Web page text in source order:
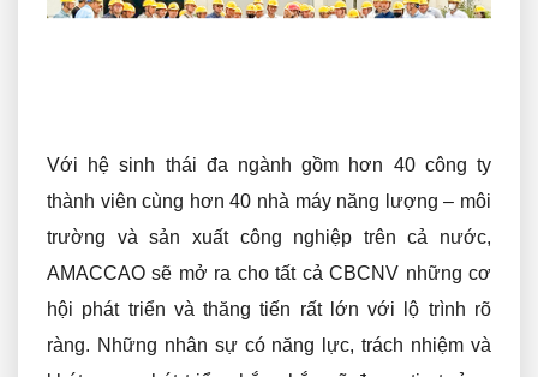
Với hệ sinh thái đa ngành gồm hơn 40 công ty
thành viên cùng hơn 40 nhà máy năng lượng – môi
trường và sản xuất công nghiệp trên cả nước,
AMACCAO sẽ mở ra cho tất cả CBCNV những cơ
hội phát triển và thăng tiến rất lớn với lộ trình rõ
ràng. Những nhân sự có năng lực, trách nhiệm và